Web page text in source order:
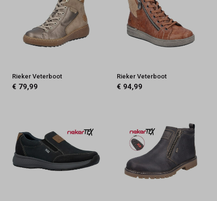
Rieker Veterboot
€ 79,99
Rieker Veterboot
€ 94,99